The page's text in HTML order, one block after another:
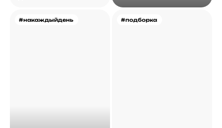
#накаждыйдень #подборка